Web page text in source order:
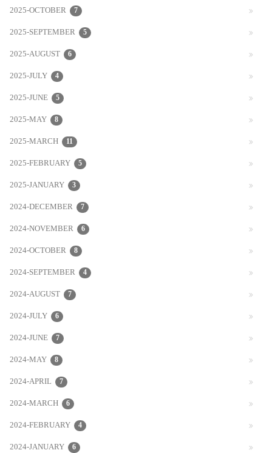
2025-OCTOBER 7
2025-SEPTEMBER 5
2025-AUGUST 6
2025-JULY 4
2025-JUNE 5
2025-MAY 8
2025-MARCH 11
2025-FEBRUARY 5
2025-JANUARY 3
2024-DECEMBER 7
2024-NOVEMBER 6
2024-OCTOBER 8
2024-SEPTEMBER 4
2024-AUGUST 7
2024-JULY 6
2024-JUNE 7
2024-MAY 8
2024-APRIL 7
2024-MARCH 6
2024-FEBRUARY 4
2024-JANUARY 6